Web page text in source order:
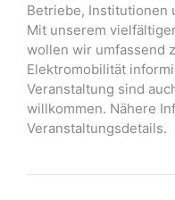
Betriebe, Institutionen
Mit unserem
wollen wir umfassend
Elektromobilität
Veranstaltung sind
willkommen. Nähere
Veranstaltungsdetails.